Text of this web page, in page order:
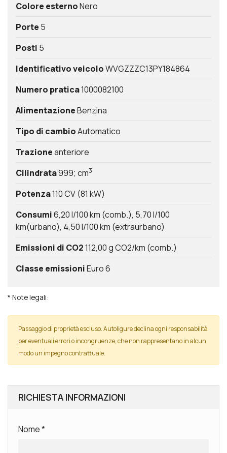
Colore esternoNero
Porte 5
Posti 5
Identificativo veicoloWVGZZZC13PY184864
Numero pratica1000082100
AlimentazioneBenzina
Tipo di cambioAutomatico
Trazioneanteriore
Cilindrata999; cm3
Potenza110 CV (81 kW)
Consumi6,20 l/100 km (comb.) 5,70 l/100
km(urbano) 4,50 l/100 km (extraurbano)
Emissioni di CO2112,00 g CO2/km (comb.)
Classe emissioniEuro 6
* Note legali:
Passaggio di proprietà escluso. Autoligure declina ogni responsabilità
per eventuali errori o incongruenze, che non rappresentano in alcun
modo un impegno contrattuale.
RICHIESTA INFORMAZIONI
Nome*